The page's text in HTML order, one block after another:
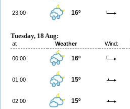
23:00 16º
Tuesday, 18 Aug:
at Weather Wind:
00:00 16º
01:00 15º
02:00 15º